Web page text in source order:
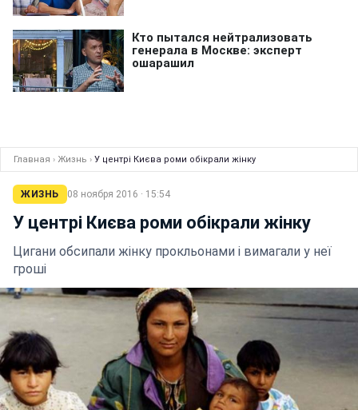
Главная › Жизнь › У центрі Києва роми обікрали жінку
ЖИЗНЬ 08 ноября 2016 · 15:54
У центрі Києва роми обікрали жінку
Цигани обсипали жінку прокльонами і вимагали у неї
гроші